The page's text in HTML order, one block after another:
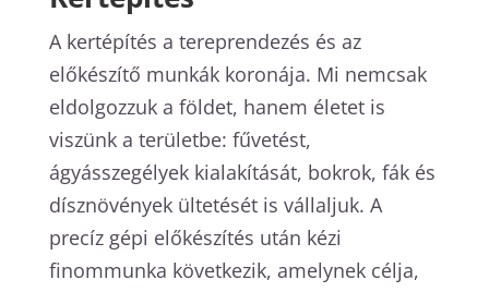
A kertépítés a tereprendezés és az
előkészítő munkák koronája. Mi nemcsak
eldolgozzuk a földet, hanem életet is
viszünk a területbe: fűvetést,
ágyásszegélyek kialakítását, bokrok, fák és
dísznövények ültetését is vállaljuk. A
precíz gépi előkészítés után kézi
finommunka következik, amelynek célja,